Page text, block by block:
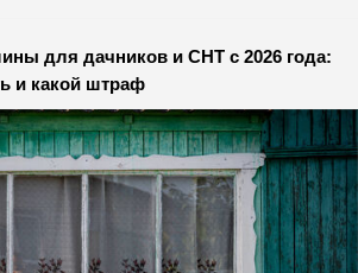
для дачников и СНТ с 2026 года:
и какой штраф